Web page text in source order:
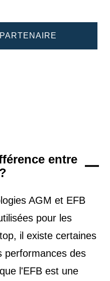
entre
AGM et EFB
pour les
il existe certaines
performances des
l'EFB est une